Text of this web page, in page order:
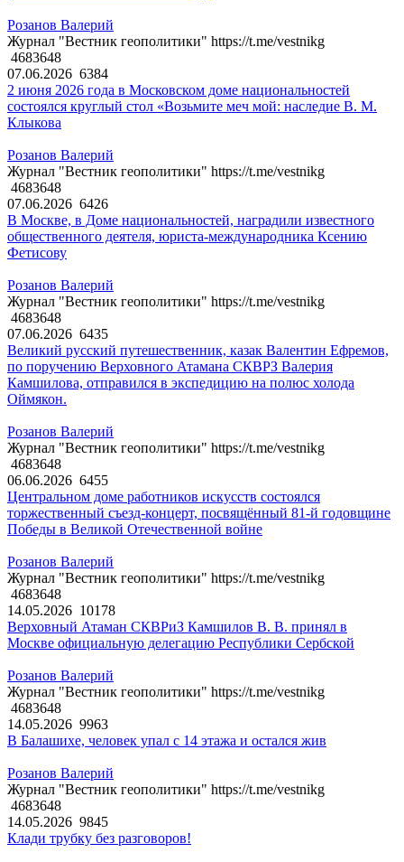
Розанов Валерий
Журнал "Вестник геополитики" https://t.me/vestnikg
4683648
07.06.2026 6384
2 июня 2026 года в Московском доме национальностей
состоялся круглый стол «Возьмите меч мой: наследие В. М.
Клыкова
Розанов Валерий
Журнал "Вестник геополитики" https://t.me/vestnikg
4683648
07.06.2026 6426
В Москве, в Доме национальностей, наградили известного
общественного деятеля, юриста-международника Ксению
Фетисову
Розанов Валерий
Журнал "Вестник геополитики" https://t.me/vestnikg
4683648
07.06.2026 6435
Великий русский путешественник, казак Валентин Ефремов,
по поручению Верховного Атамана СКВРЗ Валерия
Камшилова, отправился в экспедицию на полюс холода
Оймякон.
Розанов Валерий
Журнал "Вестник геополитики" https://t.me/vestnikg
4683648
06.06.2026 6455
Центральном доме работников искусств состоялся
торжественный съезд-концерт, посвящённый 81-й годовщине
Победы в Великой Отечественной войне
Розанов Валерий
Журнал "Вестник геополитики" https://t.me/vestnikg
4683648
14.05.2026 10178
Верховный Атаман СКВРиЗ Камшилов В. В. принял в
Москве официальную делегацию Республики Сербской
Розанов Валерий
Журнал "Вестник геополитики" https://t.me/vestnikg
4683648
14.05.2026 9963
В Балашихе, человек упал с 14 этажа и остался жив
Розанов Валерий
Журнал "Вестник геополитики" https://t.me/vestnikg
4683648
14.05.2026 9845
Клади трубку без разговоров!